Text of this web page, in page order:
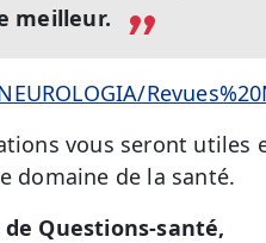
meilleur.
vous seront
domaine de la santé.
de Questions-santé,